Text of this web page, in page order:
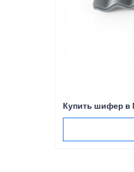
Купить шифер в